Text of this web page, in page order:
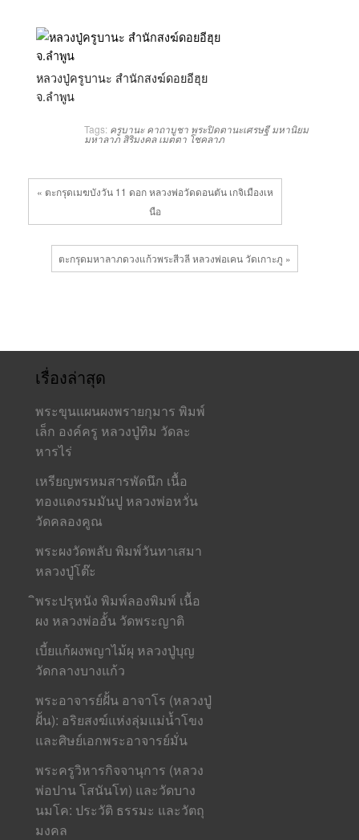
หลวงปู่ครูบานะ สำนักสงฆ์ดอยอีฮุย
จ.ลำพูน
Tags: ครูบานะ คาถาบูชา พระปิดตานะเศรษฐี มหานิยม
มหาลาภ สิริมงคล เมตตา โชคลาภ
« ตะกรุดเมฆบังวัน 11 ดอก หลวงพ่อวัดดอนตัน เกจิเมืองเห
นือ
ตะกรุดมหาลาภดวงแก้วพระสีวลี หลวงพ่อเคน วัดเกาะภู »
เรื่องล่าสุด
พระขุนแผนผงพรายกุมาร พิมพ์
เล็ก องค์ครู หลวงปู่ทิม วัดละ
หารไร่
เหรียญพรหมสารพัดนึก เนื้อ
ทองแดงรมมันปู หลวงพ่อหวั่น
วัดคลองคูณ
พระผงวัดพลับ พิมพ์วันทาเสมา
หลวงปู่โต๊ะ
ิพระปรุหนัง พิมพ์ลองพิมพ์ เนื้อ
ผง หลวงพ่ออั้น วัดพระญาติ
เบี้ยแก้ผงพญาไม้ผุ หลวงปู่บุญ
วัดกลางบางแก้ว
พระอาจารย์ฝั้น อาจาโร (หลวงปู่
ฝั้น): อริยสงฆ์แห่งลุ่มแม่น้ำโขง
และศิษย์เอกพระอาจารย์มั่น
พระครูวิหารกิจจานุการ (หลวง
พ่อปาน โสนันโท) และวัดบาง
นมโค: ประวัติ ธรรมะ และวัตถุ
มงคล